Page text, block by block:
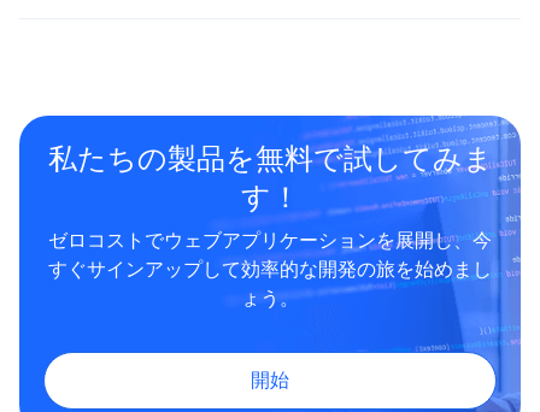
私たちの製品を無料で試してみま
す！
ゼロコストでウェブアプリケーションを展開し、今
すぐサインアップして効率的な開発の旅を始めまし
ょう。
開始